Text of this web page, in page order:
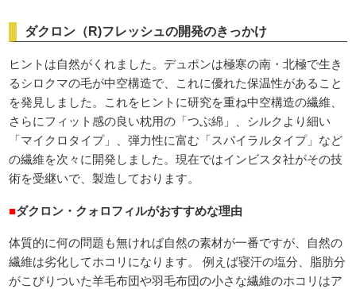
ダクロン（R)フレッシュの開発のきっかけ
ヒントは自然がくれました。デュポンは極寒の南・北極で生き
るシロクマの毛が中空構造で、これに優れた保温性があること
を発見しました。これをヒントに研究を重ね中空構造の繊維、
さらにフィット感の良い枕用の「つぶ綿」、シルクより細い
「マイクロタイプ」、弾力性に富む「スパイラルタイプ」など
の繊維を次々に開発しました。現在ではインビスタ社がその技
術を受継いで、製造しております。
■ダクロン・クォロフィルがおすすめな理由
体質的に何の問題も無ければ自然の素材が一番ですが、自然の
繊維は劣化してホコリになります。 例えば寝汗の塩分、脂肪分
がこびりついた羊毛布団や羽毛布団の小さな繊維のホコリはア